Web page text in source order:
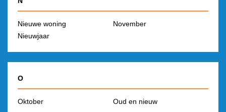
Nieuwe woning
Nieuwjaar
November
O
Oktober Oud en nieuw